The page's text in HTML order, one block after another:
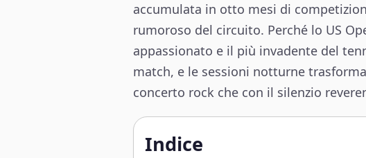
accumulata in otto mesi di
rumoroso del circuito. Perché lo US
appassionato e il più invadente del
match, e le sessioni notturne
concerto rock che con il silenzio
Indice